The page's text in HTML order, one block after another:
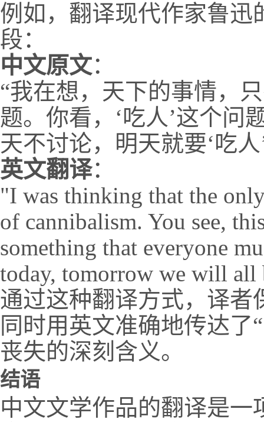
例如，翻译现代作家鲁迅
段：
中文原文：
“我在想，天下的事情，
题。你看，‘吃人’这个问
天不讨论，明天就要‘吃人
英文翻译：
"I was thinking that the
of cannibalism. You see,
something that everyone
today, tomorrow we will all
通过这种翻译方式，译者
同时用英文准确地传达了
丧失的深刻含义。
结语
中文文学作品的翻译是